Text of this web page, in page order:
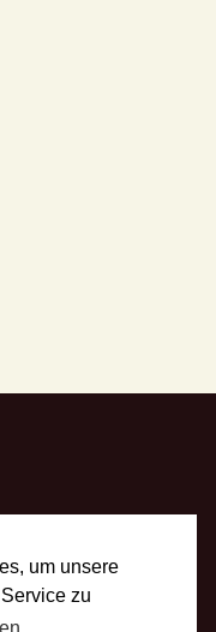
um unsere
zu